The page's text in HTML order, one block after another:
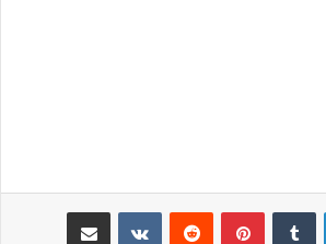
لينكدإن بينتيريست
مشاركة عبر البريد